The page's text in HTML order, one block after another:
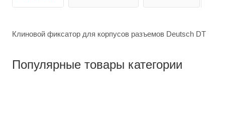
Клиновой фиксатор для корпусов разъемов Deutsch DT
Популярные товары категории